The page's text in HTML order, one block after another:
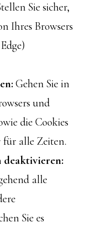
Sie sicher,
Ihres Browsers
Gehen Sie in
und
die Cookies
für alle Zeiten.
deaktivieren:
alle
Sie es